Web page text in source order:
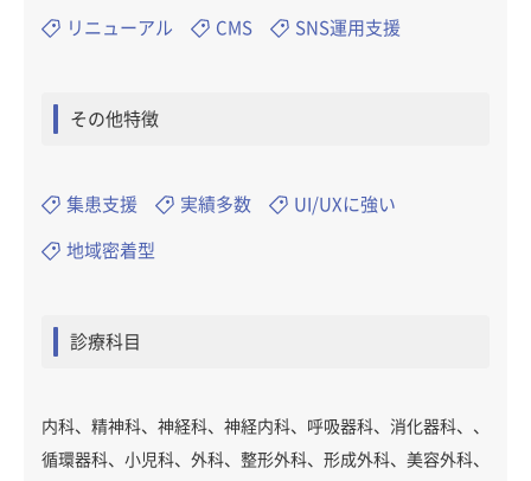
リニューアル CMS SNS運用支援
その他特徴
集患支援 実績多数 UI/UXに強い
地域密着型
診療科目
内科、精神科、神経科、神経内科、呼吸器科、消化器科、、
循環器科、小児科、外科、整形外科、形成外科、美容外科、